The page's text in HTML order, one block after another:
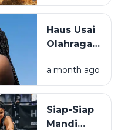
Hiking dan
yang
Wajib
Haus Usai
Olahraga?
Beda Air
Biasa dan
Elektrolit
a month ago
Siap-Siap
Mandi